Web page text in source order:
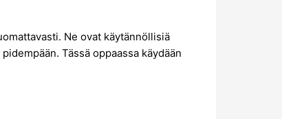
Ne ovat käytännöllisiä
Tässä oppaassa käydään